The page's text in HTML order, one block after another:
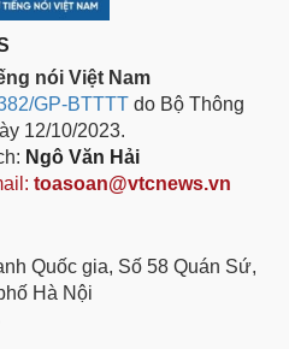
nói Việt Nam
GP-BTTTT do Bộ Thông
12/10/2023.
Ngô Văn Hải
toasoan@vtcnews.vn
Quốc gia, Số 58 Quán Sứ,
Hà Nội